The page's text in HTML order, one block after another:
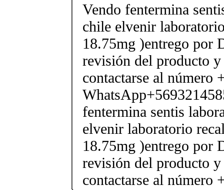
Vendo fentermina
chile elvenir
18.75mg )entrego por
revisión del producto
contactarse al número
fentermina sentis
elvenir laboratorio
18.75mg )entrego por
revisión del producto
contactarse al número